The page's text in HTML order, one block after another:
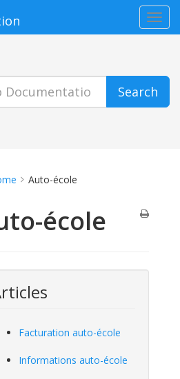
Search
Auto-école
école
Facturation auto-école
Informations auto-école